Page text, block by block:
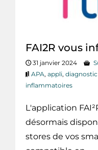
FAI2R vous
31 janvier 2024
APA, appli,
inflammatoires
L'application
désormais
stores de vos